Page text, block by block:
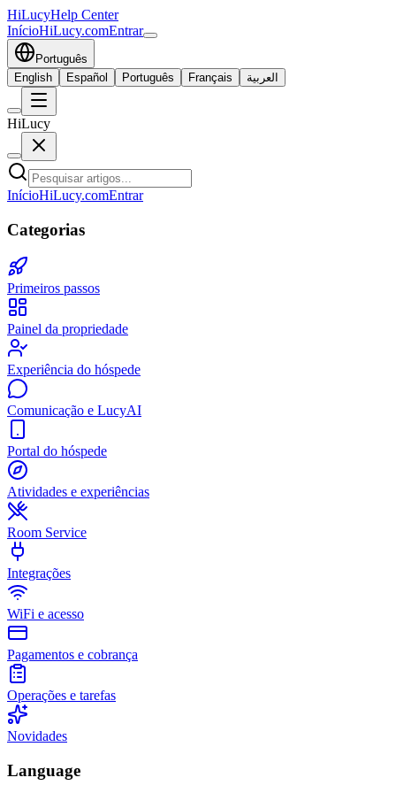
HiLucyHelp Center
InícioHiLucy.comEntrar
Português
English
Español Português Français العربية
HiLucy
InícioHiLucy.comEntrar
Categorias
Primeiros passos
Painel da propriedade
Experiência do hóspede
Comunicação e LucyAI
Portal do hóspede
Atividades e experiências
Room Service
Integrações
WiFi e acesso
Pagamentos e cobrança
Operações e tarefas
Novidades
Language